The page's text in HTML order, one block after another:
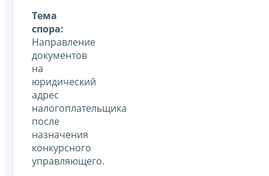
Тема
спора:
Направление
документов
на
юридический
адрес
налогоплательщика
после
назначения
конкурсного
управляющего.